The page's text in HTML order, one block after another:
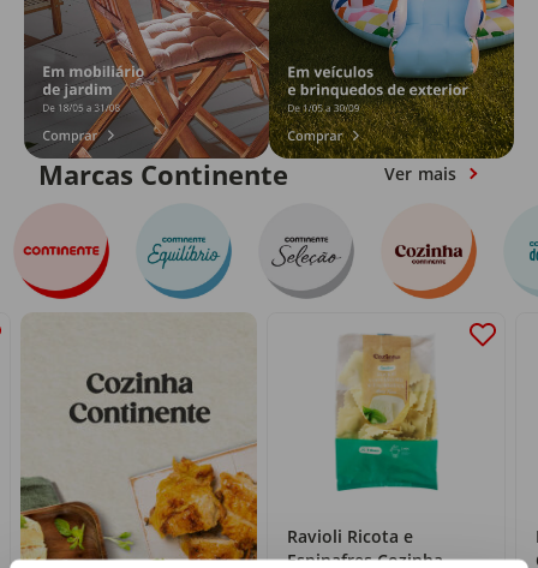
Marcas Continente Ver mais
Ravioli Ricota e
Espinafres Cozinha